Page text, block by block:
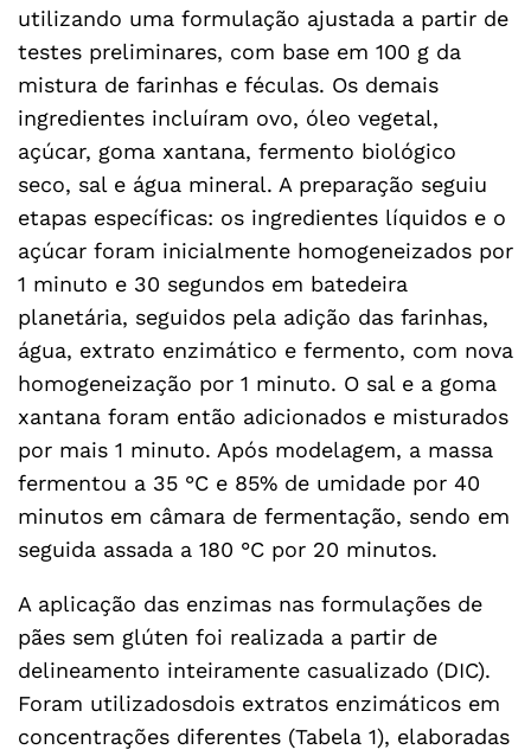
utilizando uma formulação ajustada a partir de
testes preliminares, com base em 100 g da
mistura de farinhas e féculas. Os demais
ingredientes incluíram ovo, óleo vegetal,
açúcar, goma xantana, fermento biológico
seco, sal e água mineral. A preparação seguiu
etapas específicas: os ingredientes líquidos e o
açúcar foram inicialmente homogeneizados por
1 minuto e 30 segundos em batedeira
planetária, seguidos pela adição das farinhas,
água, extrato enzimático e fermento, com nova
homogeneização por 1 minuto. O sal e a goma
xantana foram então adicionados e misturados
por mais 1 minuto. Após modelagem, a massa
fermentou a 35 °C e 85% de umidade por 40
minutos em câmara de fermentação, sendo em
seguida assada a 180 °C por 20 minutos.
A aplicação das enzimas nas formulações de
pães sem glúten foi realizada a partir de
delineamento inteiramente casualizado (DIC).
Foram utilizadosdois extratos enzimáticos em
concentrações diferentes (Tabela 1), elaboradas